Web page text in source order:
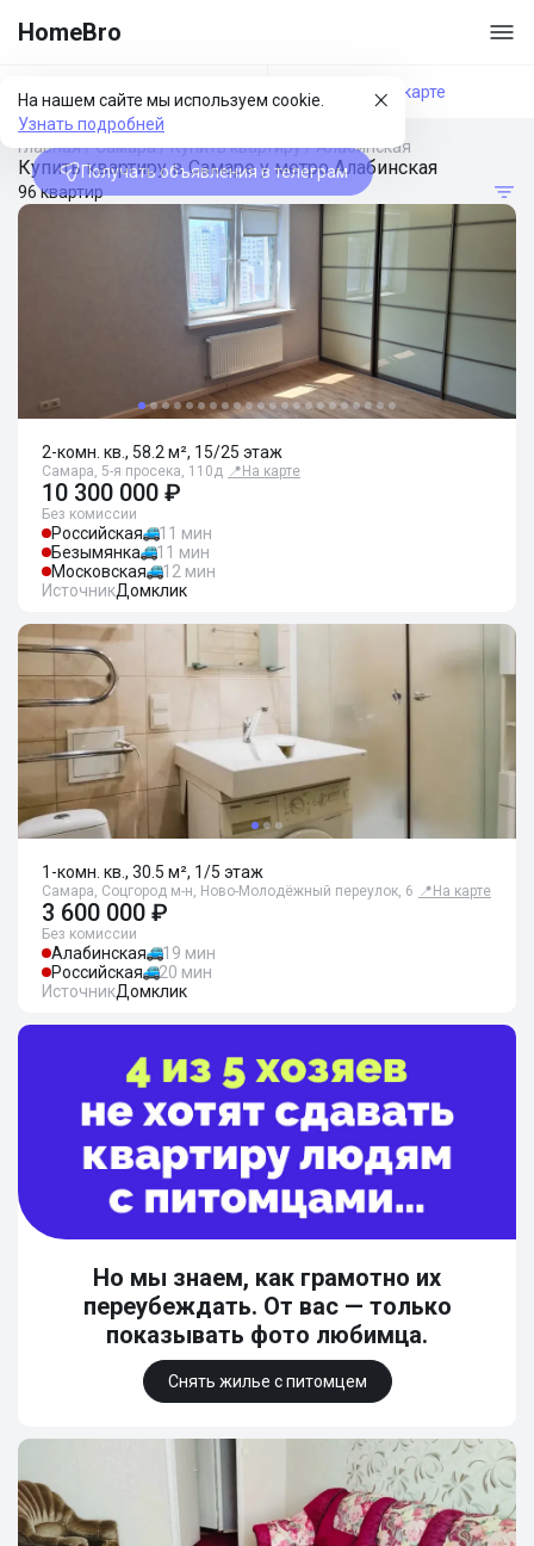
HomeBro
На нашем сайте мы используем cookie.
Узнать подробней
Получать объявления в телеграм
Фильтры На карте
Главная/Самара/Купить квартиру/Алабинская
Купить квартиру в Самаре у метро Алабинская
96 квартир
2-комн. кв., 58.2 м², 15/25 этаж
Самара, 5-я просека, 110д 📍 На карте
10 300 000 ₽
Без комиссии
Российская
11 мин
Безымянка
11 мин
Московская
12 мин
ИсточникДомклик
1-комн. кв., 30.5 м², 1/5 этаж
Самара, Соцгород м-н, Ново-Молодёжный переулок, 6 📍 На карте
3 600 000 ₽
Без комиссии
Алабинская
19 мин
Российская
20 мин
ИсточникДомклик
Но мы знаем, как грамотно их
переубеждать. От вас — только
показывать фото любимца.
Снять жилье с питомцем